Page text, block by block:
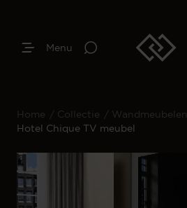
Menu
Home / Collectie / Wandmeubelen
Hotel Chique TV meubel